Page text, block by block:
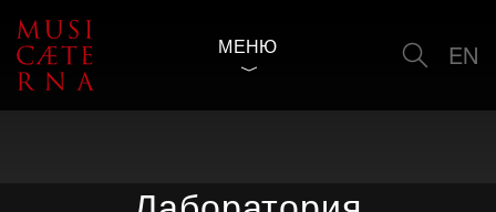
МЕНЮ EN